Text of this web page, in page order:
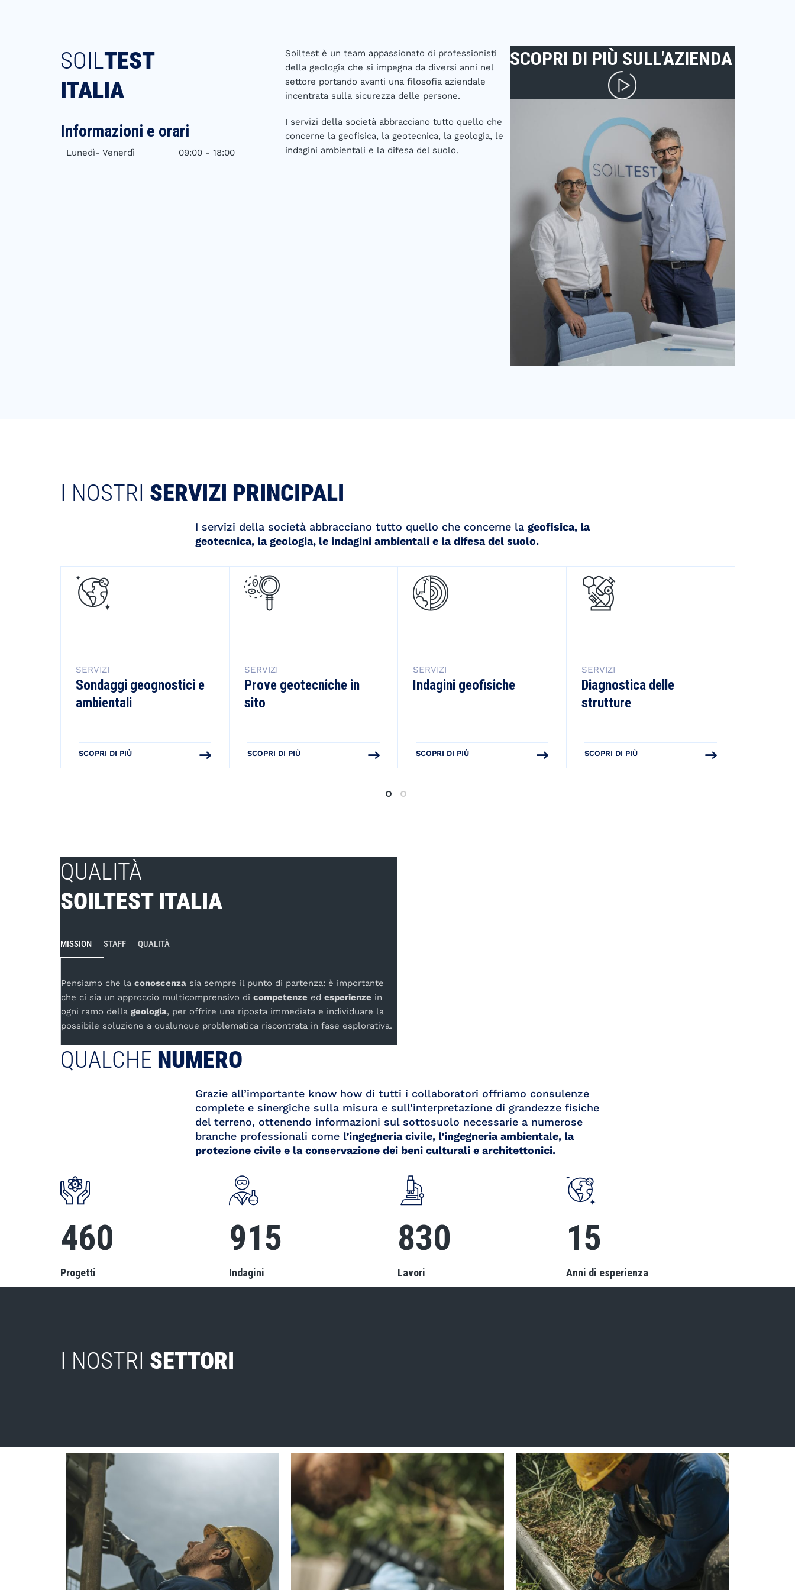
SOILTEST
ITALIA
Informazioni e orari
Lunedì- Venerdì 09:00 - 18:00
Soiltest è un team appassionato di professionisti
della geologia che si impegna da diversi anni nel
settore portando avanti una filosofia aziendale
incentrata sulla sicurezza delle persone.
I servizi della società abbracciano tutto quello che
concerne la geofisica, la geotecnica, la geologia, le
indagini ambientali e la difesa del suolo.
SCOPRI DI PIÙ SULL'AZIENDA
I NOSTRI SERVIZI PRINCIPALI
I servizi della società abbracciano tutto quello che concerne la geofisica, la
geotecnica, la geologia, le indagini ambientali e la difesa del suolo.
SERVIZI
Sondaggi geognostici e
ambientali
SCOPRI DI PIÙ
SERVIZI
Prove geotecniche in
sito
SCOPRI DI PIÙ
SERVIZI
Indagini geofisiche
SCOPRI DI PIÙ
SERVIZI
Diagnostica delle
strutture
SCOPRI DI PIÙ
QUALITÀ
SOILTEST ITALIA
MISSION STAFF QUALITÀ
Pensiamo che la conoscenza sia sempre il punto di partenza: è importante
che ci sia un approccio multicomprensivo di competenze ed esperienze in
ogni ramo della geologia, per offrire una riposta immediata e individuare la
possibile soluzione a qualunque problematica riscontrata in fase esplorativa.
QUALCHE NUMERO
Grazie all’importante know how di tutti i collaboratori offriamo consulenze
complete e sinergiche sulla misura e sull’interpretazione di grandezze fisiche
del terreno, ottenendo informazioni sul sottosuolo necessarie a numerose
branche professionali come l’ingegneria civile, l’ingegneria ambientale, la
protezione civile e la conservazione dei beni culturali e architettonici.
500
Progetti
1000
Indagini
850
Lavori
20
Anni di esperienza
I NOSTRI SETTORI